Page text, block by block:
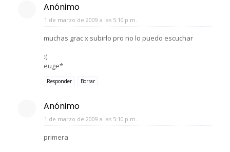
Anónimo
1 de marzo de 2009 a las 5:10 p.m.
muchas grac x subirlo pro no lo puedo escuchar
:(
euge*
Responder Borrar
Anónimo
1 de marzo de 2009 a las 5:10 p.m.
primera